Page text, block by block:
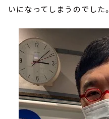
いになってしまうのでした。